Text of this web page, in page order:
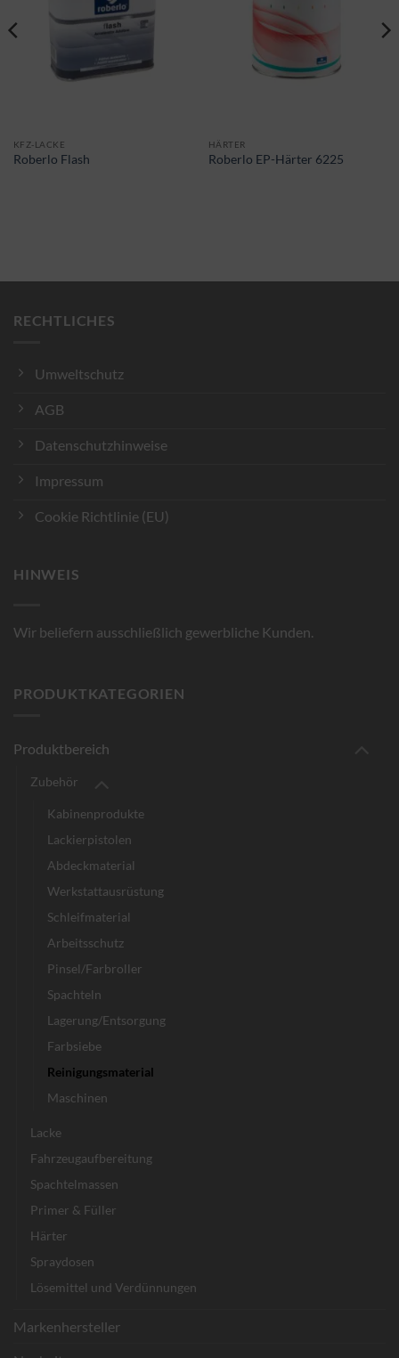
KFZ-LACKE
Roberlo Flash
HÄRTER
Roberlo EP-Härter 6225
RECHTLICHES
Umweltschutz
AGB
Datenschutzhinweise
Impressum
Cookie Richtlinie (EU)
HINWEIS
Wir beliefern ausschließlich gewerbliche Kunden.
PRODUKTKATEGORIEN
Produktbereich
Zubehör
Kabinenprodukte
Lackierpistolen
Abdeckmaterial
Werkstattausrüstung
Schleifmaterial
Arbeitsschutz
Pinsel/Farbroller
Spachteln
Lagerung/Entsorgung
Farbsiebe
Reinigungsmaterial
Maschinen
Lacke
Fahrzeugaufbereitung
Spachtelmassen
Primer & Füller
Härter
Spraydosen
Lösemittel und Verdünnungen
Markenhersteller